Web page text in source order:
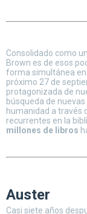
Consolidado como
Brown es de esos
forma simultánea en
próximo 27 de
protagonizada de
búsqueda de
humanidad a través
recurrentes en la
millones de libros
Auster
Casi siete años